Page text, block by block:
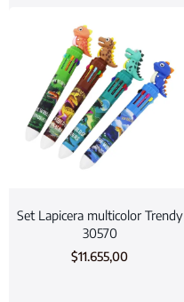
Set Lapicera multicolor Trendy
30570
$11.655,00